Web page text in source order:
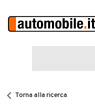
CERCA
Torna alla ricerca